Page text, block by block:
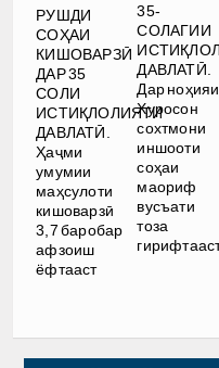
РУШДИ
СОҲАИ
КИШОВАРЗӢ
ДАР 35
СОЛИ
ИСТИҚЛОЛИЯТИ
ДАВЛАТӢ.
Ҳаҷми
умумии
маҳсулоти
кишоварзӣ
3,7 баробар
афзоиш
ёфтааст
35-
СОЛАГИИ
ДАВЛАТӢ.
Дар ноҳияи
Хуросон
сохтмони
иншооти
соҳаи
маориф
вусъати
тоза